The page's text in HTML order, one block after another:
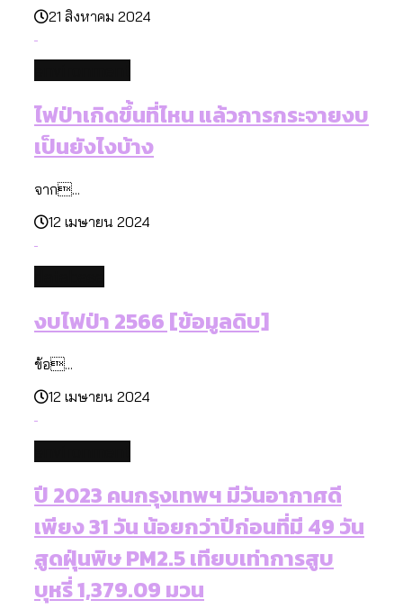
21 สิงหาคม 2024
ไฟป่าเกิดขึ้นที่ไหน แล้วการกระจายงบ
เป็นยังไงบ้าง
จาก...
12 เมษายน 2024
งบไฟป่า 2566 [ข้อมูลดิบ]
ข้อ...
12 เมษายน 2024
ปี 2023 คนกรุงเทพฯ มีวันอากาศดี
เพียง 31 วัน น้อยกว่าปีก่อนที่มี 49 วัน
สูดฝุ่นพิษ PM2.5 เทียบเท่าการสูบ
บุหรี่ 1,379.09 มวน